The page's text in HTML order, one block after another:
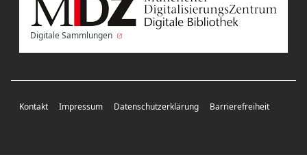
Digitale Sammlungen
Kontakt Impressum Datenschutzerklärung Barrierefreiheit